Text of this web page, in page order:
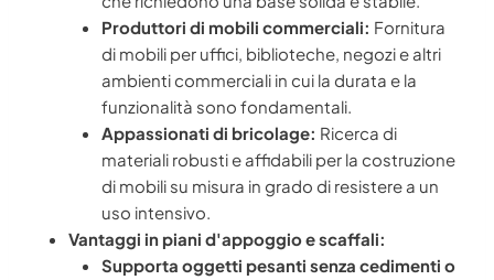
Produttori di mobili commerciali: Fornitura
di mobili per uffici, biblioteche, negozi e altri
ambienti commerciali in cui la durata e la
funzionalità sono fondamentali.
Appassionati di bricolage: Ricerca di
materiali robusti e affidabili per la costruzione
di mobili su misura in grado di resistere a un
uso intensivo.
Vantaggi in piani d'appoggio e scaffali:
Supporta oggetti pesanti senza cedimenti o